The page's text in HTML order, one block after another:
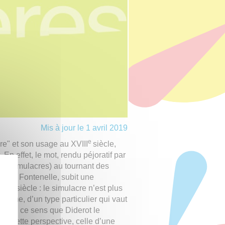
Mis à jour le 1 avril 2019
et son usage au XVIII
e siècle,
effet, le mot, rendu péjoratif par
simulacres) au tournant des
ou Fontenelle, subit une
siècle : le simulacre n’est plus
d’un type particulier qui vaut
en ce sens que Diderot le
cette perspective, celle d’une